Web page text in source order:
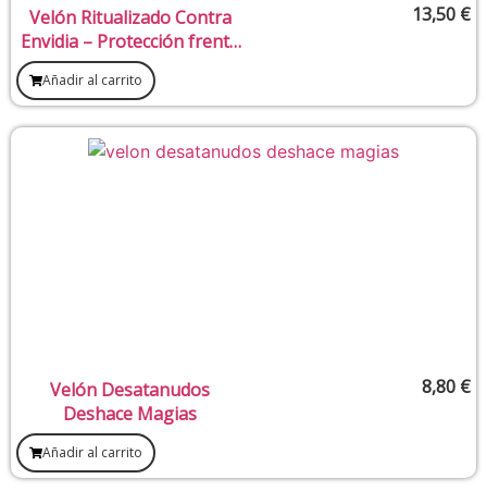
Velón Ritualizado Contra
Envidia – Protección frente
al mal de ojo y malas
voluntades
13,50 €
Añadir al carrito
Velón Desatanudos
Deshace Magias
8,80 €
Añadir al carrito